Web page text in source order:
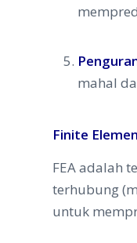
mahal
Finite
FEA adalah
terhubung
untuk